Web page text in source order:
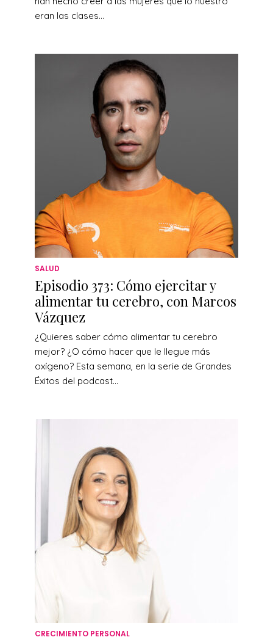
eran las clases...
SALUD
Episodio 373: Cómo ejercitar y
alimentar tu cerebro, con Marcos
Vázquez
¿Quieres saber cómo alimentar tu cerebro
mejor? ¿O cómo hacer que le llegue más
oxígeno? Esta semana, en la serie de Grandes
Éxitos del podcast...
CRECIMIENTO PERSONAL